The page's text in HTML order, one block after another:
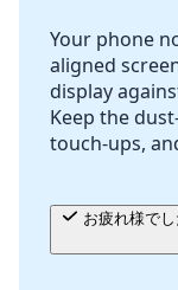
Your phone
aligned
display
Keep the
touch-ups,